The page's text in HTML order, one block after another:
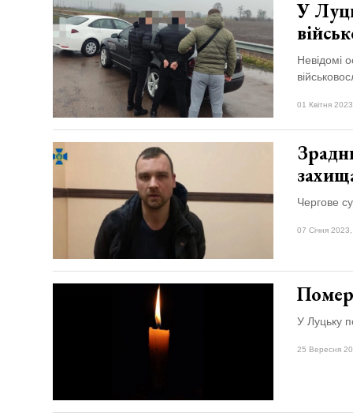
У
Невідомі
01 Квітня
Чергове
07 Січня
У Луцьку
25 Вересня